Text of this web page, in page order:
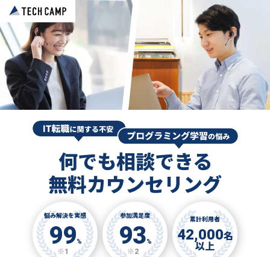
何でも相談できる
無料カウンセリング
悩み解決を実感
99%
※1
参加満足度
93%
※2
累計利用者
42,000名
以上